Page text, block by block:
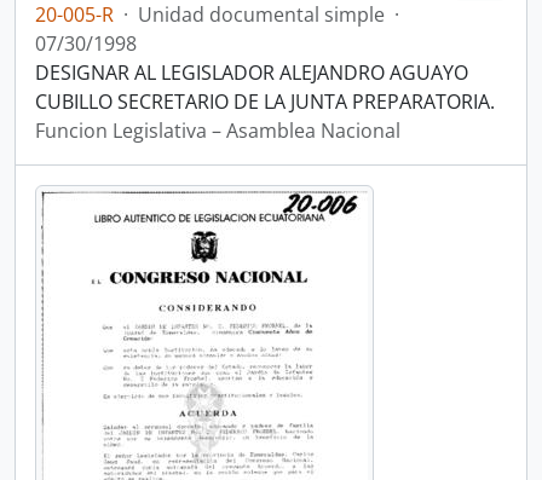
20-005-R · Unidad documental simple ·
07/30/1998
DESIGNAR AL LEGISLADOR ALEJANDRO AGUAYO
CUBILLO SECRETARIO DE LA JUNTA PREPARATORIA.
Funcion Legislativa – Asamblea Nacional